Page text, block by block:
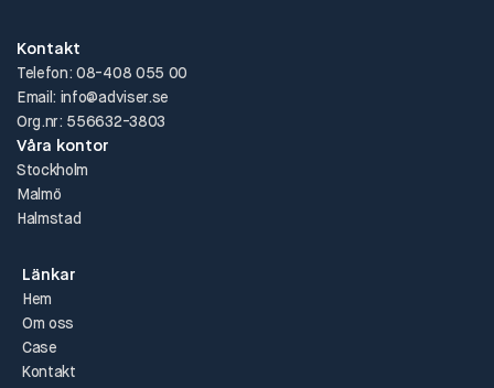
Kontakt
Telefon: 08-408 055 00
Email: info@adviser.se
Org.nr: 556632-3803
Våra kontor
Stockholm
Malmö
Halmstad
Länkar
Hem
Om oss
Case
Kontakt